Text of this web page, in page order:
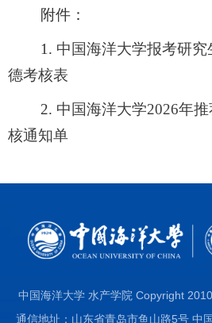
附件：
1. 中国海洋大学报考研
德考核表
2. 中国海洋大学2026年
核通知单
中国海洋大学 水产学院 Copyright
通信地址：山东省青岛市鱼山路5号 中